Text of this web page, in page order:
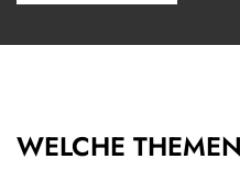
WELCHE